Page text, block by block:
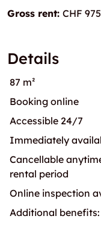
Gross rent: CHF
Details
87 m²
Booking online
Accessible 24/7
Immediately
Cancellable
rental period
Online inspection
Additional